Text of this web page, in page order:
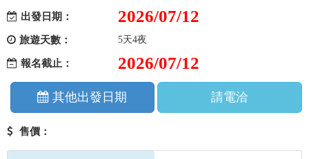
出發日期： 2026/07/12
旅遊天數： 5天4夜
報名截止： 2026/07/12
其他出發日期 請電洽
售價：